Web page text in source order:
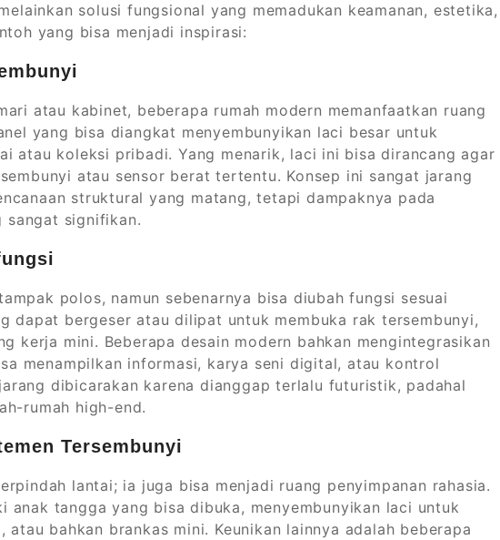
solusi fungsional yang memadukan keamanan, estetika,
yang bisa menjadi inspirasi:
atau kabinet, beberapa rumah modern memanfaatkan ruang
yang bisa diangkat menyembunyikan laci besar untuk
atau koleksi pribadi. Yang menarik, laci ini bisa dirancang agar
atau sensor berat tertentu. Konsep ini sangat jarang
struktural yang matang, tetapi dampaknya pada
sangat signifikan.
polos, namun sebenarnya bisa diubah fungsi sesuai
dapat bergeser atau dilipat untuk membuka rak tersembunyi,
kerja mini. Beberapa desain modern bahkan mengintegrasikan
menampilkan informasi, karya seni digital, atau kontrol
dibicarakan karena dianggap terlalu futuristik, padahal
rumah high-end.
Tersembunyi
lantai; ia juga bisa menjadi ruang penyimpanan rahasia.
anak tangga yang bisa dibuka, menyembunyikan laci untuk
bahkan brankas mini. Keunikan lainnya adalah beberapa